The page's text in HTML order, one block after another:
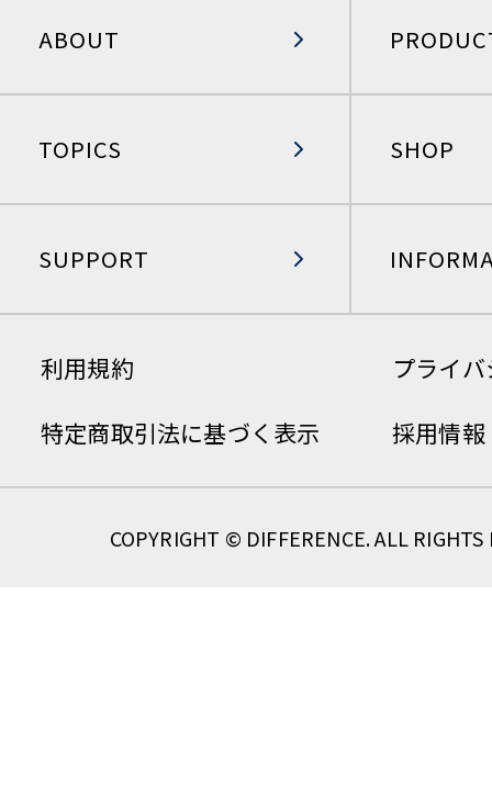
ABOUT
TOPICS SHOP
SUPPORT
利用規約
プライ
特定商取引法に基づく表示
採用情報
COPYRIGHT © DIFFERENCE. ALL RIGHTS